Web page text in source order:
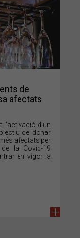
de
afectats
l’activació d’un
de donar
afectats per
la Covid-19
en vigor la
+